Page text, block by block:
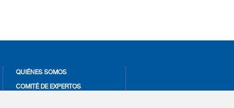
QUIÉNES SOMOS
COMITÉ DE EXPERTOS